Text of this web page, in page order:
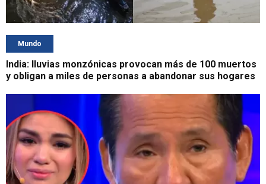
Mundo
India: lluvias monzónicas provocan más de 100 muertos
y obligan a miles de personas a abandonar sus hogares